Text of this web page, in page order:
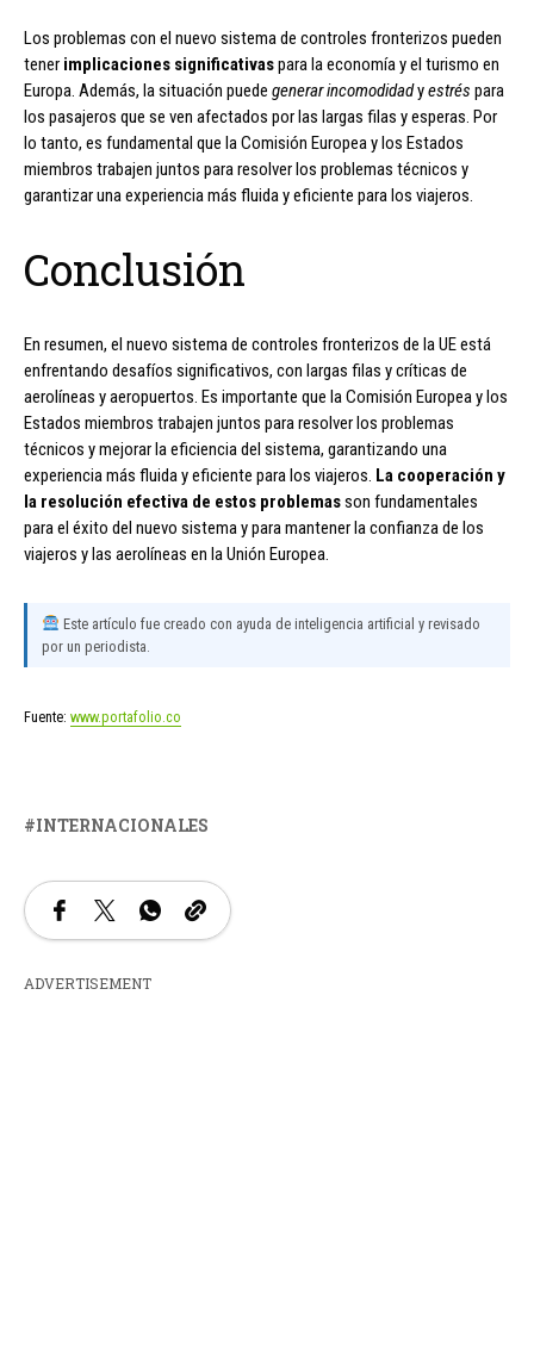
Los problemas con el nuevo sistema de controles fronterizos pueden
tener implicaciones significativaspara la economía y el turismo en
Europa. Además, la situación puede generar incomodidadyestrés para
los pasajeros que se ven afectados por las largas filas y esperas. Por
lo tanto, es fundamental que la Comisión Europea y los Estados
miembros trabajen juntos para resolver los problemas técnicos y
garantizar una experiencia más fluida y eficiente para los viajeros.
Conclusión
En resumen, el nuevo sistema de controles fronterizos de la UE está
enfrentando desafíos significativos, con largas filas y críticas de
aerolíneas y aeropuertos. Es importante que la Comisión Europea y los
Estados miembros trabajen juntos para resolver los problemas
técnicos y mejorar la eficiencia del sistema, garantizando una
experiencia más fluida y eficiente para los viajeros. La cooperación y
la resolución efectiva de estos problemasson fundamentales
para el éxito del nuevo sistema y para mantener la confianza de los
viajeros y las aerolíneas en la Unión Europea.
Este artículo fue creado con ayuda de inteligencia artificial y revisado
por un periodista.
Fuente: www.portafolio.co
INTERNACIONALES
ADVERTISEMENT